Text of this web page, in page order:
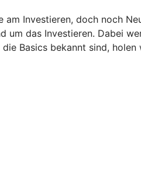
Investieren, doch noch
das Investieren. Dabei
Basics bekannt sind,